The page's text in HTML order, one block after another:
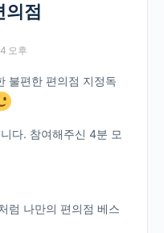
의점
오후
불편한 편의점 지정독
다. 참여해주신 4분 모
럼 나만의 편의점 베스